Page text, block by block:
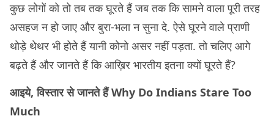
कुछ लोगों को तो तब तक घूरते हैं जब तक कि सामने वाला पूरी तरह
असहज न हो जाए और बुरा-भला न सुना दे. ऐसे घूरने वाले प्राणी
थोड़े थेथर भी होते हैं यानी कोनो असर नहीं पड़ता. तो चलिए आगे
बढ़ते हैं और जानते हैं कि आख़िर भारतीय इतना क्यों घूरते हैं?
आइये, विस्तार से जानते हैं Why Do Indians Stare Too
Much